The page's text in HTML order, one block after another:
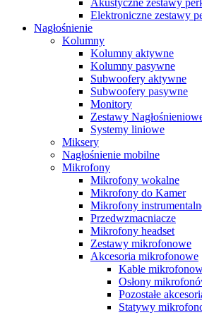
Elektroniczne zestawy
Nagłośnienie
Kolumny
Kolumny aktywne
Kolumny pasywne
Subwoofery aktywne
Subwoofery pasywne
Monitory
Zestawy
Systemy liniowe
Miksery
Nagłośnienie mobilne
Mikrofony
Mikrofony wokalne
Mikrofony do Kamer
Mikrofony
Przedwzmacniacze
Mikrofony headset
Zestawy mikrofonowe
Akcesoria mikrofonowe
Kable
Osłony
Pozostałe
Statywy